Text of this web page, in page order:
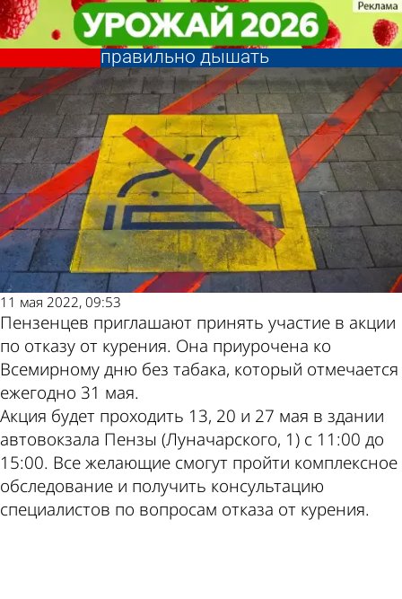
Пензенцам расскажут, как
отказаться от сигарет и начать
правильно дышать
Общество
11 мая 2022, 09:53
Пензенцев приглашают принять участие в акции
по отказу от курения. Она приурочена ко
Всемирному дню без табака, который отмечается
ежегодно 31 мая.
Акция будет проходить 13, 20 и 27 мая в здании
автовокзала Пензы (Луначарского, 1) с 11:00 до
15:00. Все желающие смогут пройти комплексное
обследование и получить консультацию
специалистов по вопросам отказа от курения.
Пензенцам расскажут, как
отказаться от сигарет и начать
правильно дышать
Общество
Другие новости
по теме
Погода и курсы
валют в Пензе